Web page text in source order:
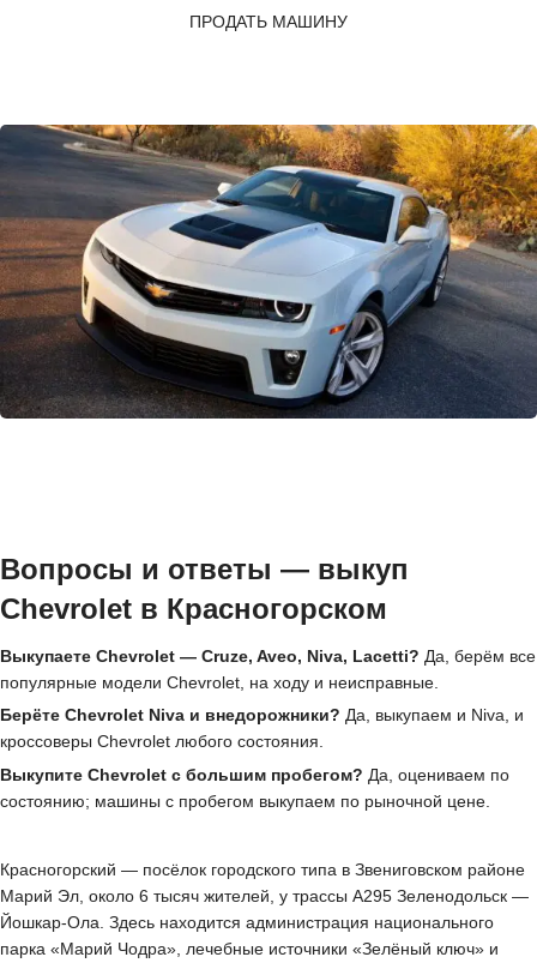
ПРОДАТЬ МАШИНУ
Вопросы и ответы — выкуп
Chevrolet в Красногорском
Выкупаете Chevrolet — Cruze, Aveo, Niva, Lacetti? Да, берём все
популярные модели Chevrolet, на ходу и неисправные.
Берёте Chevrolet Niva и внедорожники? Да, выкупаем и Niva, и
кроссоверы Chevrolet любого состояния.
Выкупите Chevrolet с большим пробегом? Да, оцениваем по
состоянию; машины с пробегом выкупаем по рыночной цене.
Красногорский — посёлок городского типа в Звениговском районе
Марий Эл, около 6 тысяч жителей, у трассы А295 Зеленодольск —
Йошкар-Ола. Здесь находится администрация национального
парка «Марий Чодра», лечебные источники «Зелёный ключ» и